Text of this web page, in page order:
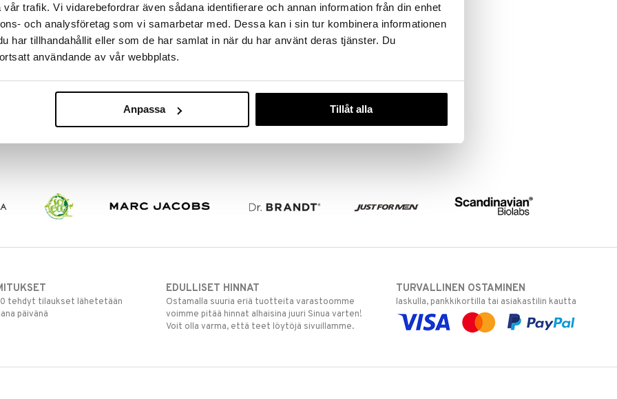
trafik. Vi vidarebefordrar även sådana identifierare och annan information från din enhet
och analysföretag som vi samarbetar med. Dessa kan i sin tur kombinera informationen
har tillhandahållit eller som de har samlat in när du har använt deras tjänster. Du
användande av vår webbplats.
Anpassa Tillåt alla
Fiberwig Mascara - Dramatic
Length 360⁰ Beauty
D.J.V MIARAY
Kuitumaskara, joka aikaansaa
€
Lash Knockout Mascara - Full
D.J.V MIARAY
Kuitumaskara, joka antaa ripsille
23,95 €
tehdyt tilaukset lähetetään
päivänä
EDULLISET HINNAT
Ostamalla suuria eriä tuotteita varastoomme
voimme pitää hinnat alhaisina juuri Sinua varten!
Voit olla varma, että teet löytöjä sivuillamme.
TURVALLINEN OSTAMINEN
laskulla, pankkikortilla tai asiakastilin kautta